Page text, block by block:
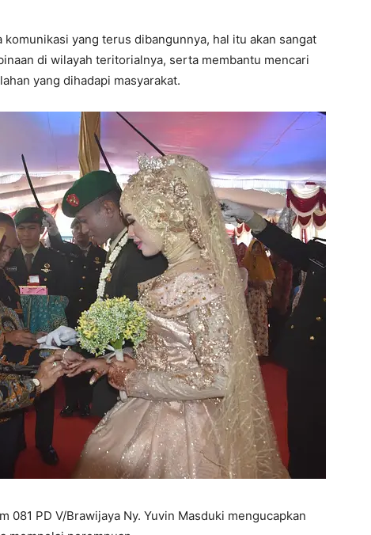
yang terus dibangunnya, hal itu akan sangat
di wilayah teritorialnya, serta membantu mencari
yang dihadapi masyarakat.
081 PD V/Brawijaya Ny. Yuvin Masduki mengucapkan